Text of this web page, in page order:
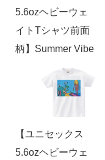
5.6ozヘビーウェ
イトTシャツ前面
柄】Summer Vibe
【ユニセックス
5.6ozヘビーウェ